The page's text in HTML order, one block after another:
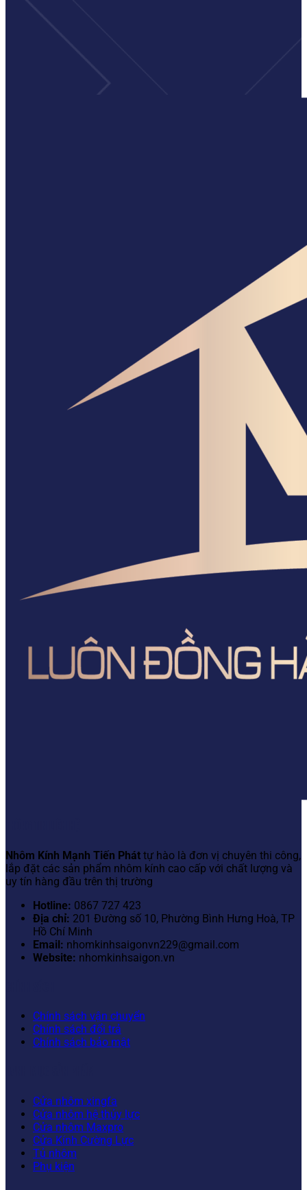
Nhôm Kính Mạnh Tiến Phát tự hào là đơn vị chuyên thi công,
lắp đặt các sản phẩm nhôm kính cao cấp với chất lượng và
uy tín hàng đầu trên thị trường
Hotline: 0867 727 423
Địa chỉ: 201 Đường số 10, Phường Bình Hưng Hoà, TP
Hồ Chí Minh
Email: nhomkinhsaigonvn229@gmail.com
Website: nhomkinhsaigon.vn
Chính sách vận chuyển
Chính sách đổi trả
Chính sách bảo mật
Cửa nhôm xingfa
Cửa nhôm hệ thủy lực
Cửa nhôm Maxpro
Cửa Kính Cường Lực
Tủ nhôm
Phụ kiện